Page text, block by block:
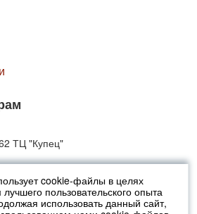
cookie-файлы в целях
пользовательского опыта
использовать данный сайт,
ТЦ "Купец"
являются публичной офертой (ст.435 ГК